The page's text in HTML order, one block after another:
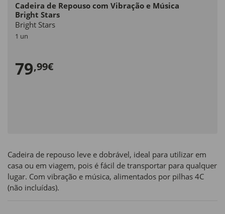
Cadeira de Repouso com Vibração e Música
Bright Stars
Bright Stars
1 un
79,99€
Cadeira de repouso leve e dobrável, ideal para utilizar em
casa ou em viagem, pois é fácil de transportar para qualquer
lugar. Com vibração e música, alimentados por pilhas 4C
(não incluídas).